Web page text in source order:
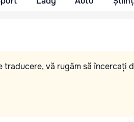
vă rugăm să încercați